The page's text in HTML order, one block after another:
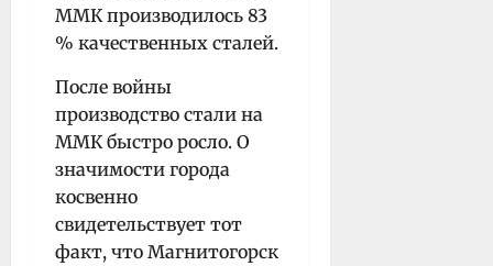
ММК производилось 83
% качественных сталей.
После войны
производство стали на
ММК быстро росло. О
значимости города
косвенно
свидетельствует тот
факт, что Магнитогорск